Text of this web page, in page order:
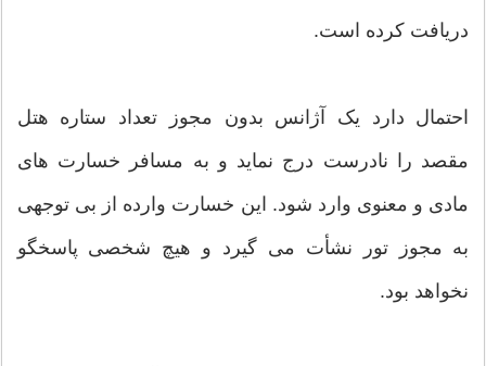
دریافت کرده است.
احتمال دارد یک آژانس بدون مجوز تعداد ستاره هتل
مقصد را نادرست درج نماید و به مسافر خسارت های
مادی و معنوی وارد شود. این خسارت وارده از بی توجهی
به مجوز تور نشأت می گیرد و هیچ شخصی پاسخگو
نخواهد بود.